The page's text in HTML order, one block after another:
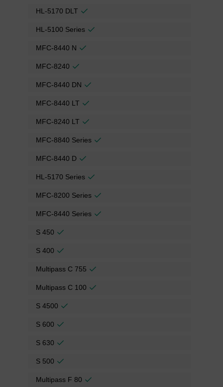
HL-5170 DLT
HL-5100 Series
MFC-8440 N
MFC-8240
MFC-8440 DN
MFC-8440 LT
MFC-8240 LT
MFC-8840 Series
MFC-8440 D
HL-5170 Series
MFC-8200 Series
MFC-8440 Series
S 450
S 400
Multipass C 755
Multipass C 100
S 4500
S 600
S 630
S 500
Multipass F 80